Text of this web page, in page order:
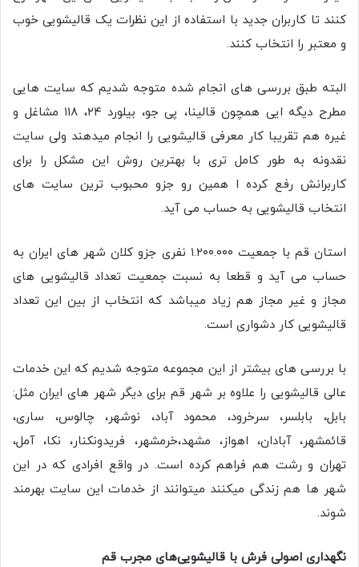
کنند تا کاربران جدید با استفاده از این نظرات یک قالیشویی خوب
و معتبر را انتخاب کنند.
البته طبق بررسی های انجام شده متوجه شدیم که سایت هایی
مطرح دیگه ایی همچون قالینا، پی جو، بیلورد ۲۴، ۱۱۸ مشاغل و
غیره هم تقریبا کار معرفی قالیشویی را انجام میدهند ولی سایت
نقدونه به طور کامل تری با بهترین روش این مشکل را برای
کاربرانش رفع کرده ا همین رو جزو محبوب ترین سایت های
انتخاب قالیشویی به حساب می آید.
استان قم با جمعیت ۱.۲۰۰.۰۰۰ نفری جزو کلان شهر های ایران به
حساب می آید و قطعا به نسبت جمعیت تعداد قالیشویی های
مجاز و غیر مجاز هم زیاد میباشد که انتخاب از بین این تعداد
قالیشویی کار دشواری است.
با بررسی های بیشتر از این مجموعه متوجه شدیم که این خدمات
عالی قالیشویی را علاوه بر شهر قم برای دیگر شهر های ایران مثل:
بابل، بابلسر، سرخرود، محمود آباد، نوشهر، چالوس، ساری،
قائمشهر، آبادان، اهواز، مشهد،خرمشهر، فریدونکنار، نکا، آمل،
تهران و رشت هم فراهم کرده است. در واقع افرادی که در این
شهر ها هم زندگی میکنند میتوانند از خدمات این سایت بهرمند
شوند.
نگهداری اصولی فرش با قالیشویی‌های مجرب قم